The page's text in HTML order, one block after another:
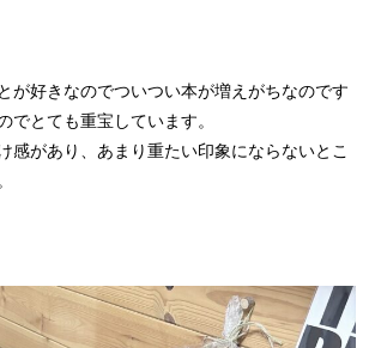
が好きなのでついつい本が増えがちなのです
でとても重宝しています。
感があり、あまり重たい印象にならないとこ